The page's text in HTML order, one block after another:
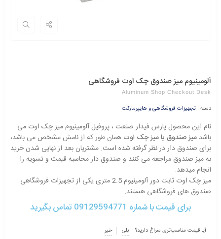
آلومینیوم میز صندوق چک اوت فروشگاهی
Aluminum Shop Checkout Desk
دسته : تجهيزات فروشگاهي و هايپرماركت
نام این محصول پارس فیدار صنعت ، پروفیل آلومینیوم میز چک اوت می
باشد میز صندوق یا میز چک اوت همان طور که از نامش مشخص می باشد،
برای صندوق دار در نظر گرفته شده است. مشتریان بعد از نهایی شدن خرید
به میز صندوق مراجعه می کنند و صندوق دار محاسبه قیمت و تسویه را
انجام میدهد.
میز چک اوت ثابت دور آلومینیوم 2.5 متری یکی از تجهیزات فروشگاهی
صندوق های فروشگاهی هستند.
برای قیمت با شماره 09129594771 تماس بگیرید
آیا قیمت مناسب‌تری سراغ دارید؟ بلی خیر